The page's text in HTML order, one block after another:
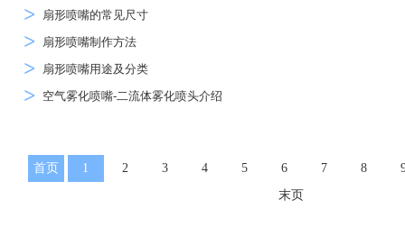
扇形喷嘴的常见尺寸
扇形喷嘴制作方法
扇形喷嘴用途及分类
空气雾化喷嘴-二流体雾化喷头介绍
首页 1 2 3 4 5 6 7 8
末页